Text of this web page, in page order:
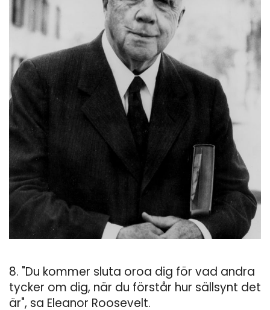
8. "Du kommer sluta oroa dig för vad andra
tycker om dig, när du förstår hur sällsynt det
är", sa Eleanor Roosevelt.